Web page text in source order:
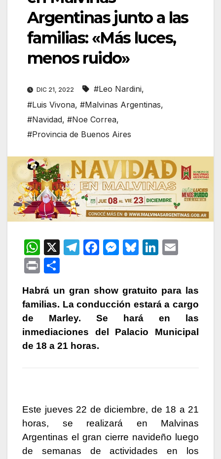
Argentinas junto a las
familias: «Más luces,
menos ruido»
DIC 21, 2022 #Leo Nardini,
#Luis Vivona, #Malvinas Argentinas,
#Navidad, #Noe Correa,
#Provincia de Buenos Aires
W
h
at
s
A
p
p
X
T
gr
a
m
F
e
b
o
M
s
e
n
Bl
s
k
y
Li
e
dI
n
P
nt m
p
ar
tir
Habrá un gran show gratuito para las
familias. La conducción estará a cargo
de Marley. Se hará en las
inmediaciones del Palacio Municipal
de 18 a 21 horas.
Este jueves 22 de diciembre, de 18 a 21
horas, se realizará en Malvinas
Argentinas el gran cierre navideño luego
de semanas de actividades en los